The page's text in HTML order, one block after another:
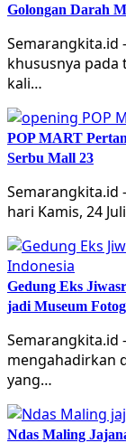
Golongan Darah
Semarangkita.id
khususnya pada
kali…
POP MART
Serbu Mall 23
Semarangkita.id
hari Kamis, 24
Gedung Eks
jadi Museum
Semarangkita.id
mengahadirkan
yang…
Ndas Maling